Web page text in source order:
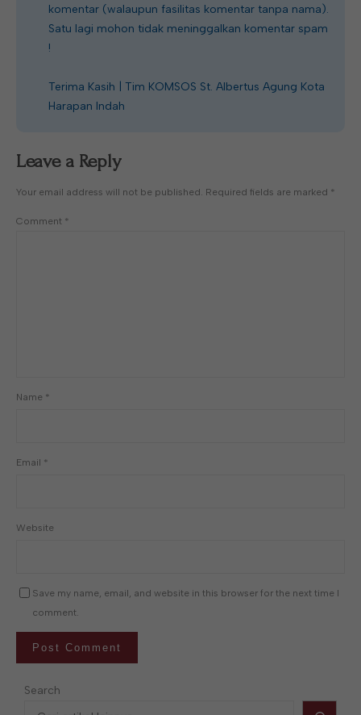
komentar (walaupun fasilitas komentar tanpa nama).
Satu lagi mohon tidak meninggalkan komentar spam
!
Terima Kasih | Tim KOMSOS St. Albertus Agung Kota
Harapan Indah
Leave a Reply
Your email address will not be published. Required fields are marked *
Comment *
Name *
Email *
Website
Save my name, email, and website in this browser for the next time I
comment.
Search